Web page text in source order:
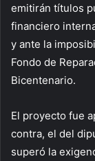
emitirán títulos
financiero
y ante la
Fondo de
Bicentenario.
El proyecto fue
contra, el del
superó la